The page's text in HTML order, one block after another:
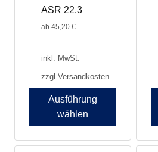
ASR 22.3
ab 45,20 €
inkl. MwSt.
zzgl.Versandkosten
Ausführung
wählen